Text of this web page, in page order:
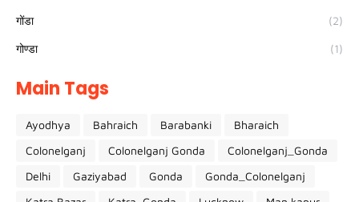
गोंडा (2)
गोण्डा (1)
Main Tags
Ayodhya Bahraich Barabanki
Bharaich
Colonelganj
Colonelganj Gonda
Colonelganj_Gonda
Delhi
Gaziyabad Gonda
Gonda_Colonelganj